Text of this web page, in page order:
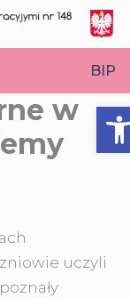
BIP
w
uczyli